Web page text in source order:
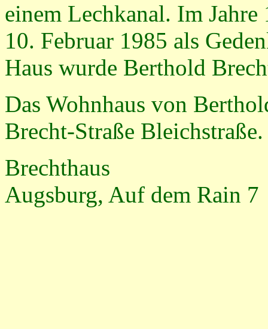
einem Lechkanal. Im
10. Februar 1985 als
Haus wurde Berthold
Das Wohnhaus von
Brecht-Straße Bleichstraße.
Brechthaus
Augsburg, Auf dem Rain 7